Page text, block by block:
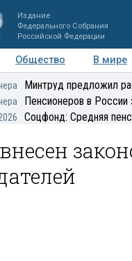
Издание
Федерального Собрания
Российской Федерации
Общество В мире
Регионы
Минтруд предложил
Пенсионеров в
Соцфонд: Средняя